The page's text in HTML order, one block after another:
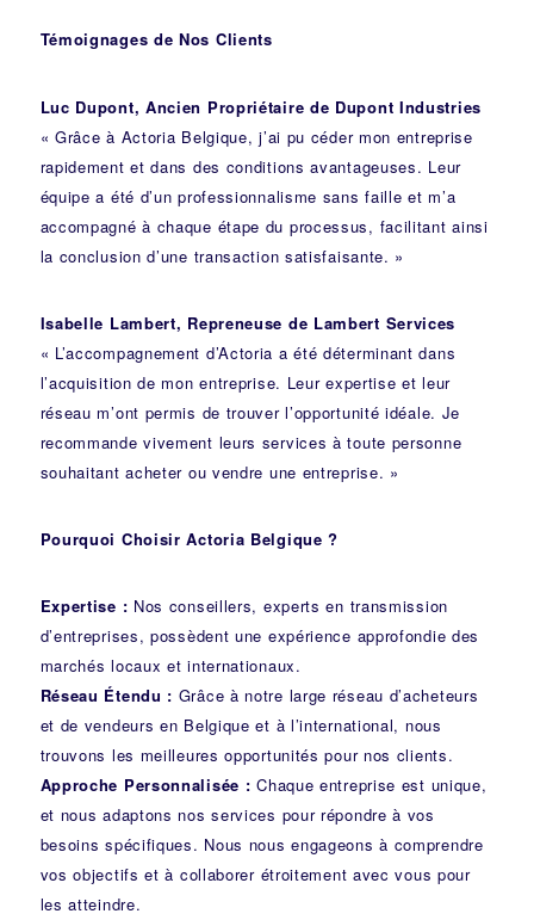
Témoignages de Nos Clients
Luc Dupont, Ancien Propriétaire de Dupont Industries
« Grâce à Actoria Belgique, j’ai pu céder mon entreprise
rapidement et dans des conditions avantageuses. Leur
équipe a été d’un professionnalisme sans faille et m’a
accompagné à chaque étape du processus, facilitant ainsi
la conclusion d’une transaction satisfaisante. »
Isabelle Lambert, Repreneuse de Lambert Services
« L’accompagnement d’Actoria a été déterminant dans
l’acquisition de mon entreprise. Leur expertise et leur
réseau m’ont permis de trouver l’opportunité idéale. Je
recommande vivement leurs services à toute personne
souhaitant acheter ou vendre une entreprise. »
Pourquoi Choisir Actoria Belgique ?
Expertise : Nos conseillers, experts en transmission
d’entreprises, possèdent une expérience approfondie des
marchés locaux et internationaux.
Réseau Étendu : Grâce à notre large réseau d’acheteurs
et de vendeurs en Belgique et à l’international, nous
trouvons les meilleures opportunités pour nos clients.
Approche Personnalisée : Chaque entreprise est unique,
et nous adaptons nos services pour répondre à vos
besoins spécifiques. Nous nous engageons à comprendre
vos objectifs et à collaborer étroitement avec vous pour
les atteindre.